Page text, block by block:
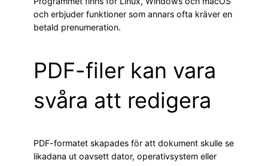
och erbjuder funktioner som annars ofta kräver en
betald prenumeration.
PDF-filer kan vara
svåra att redigera
PDF-formatet skapades för att dokument skulle se
likadana ut oavsett dator, operativsystem eller